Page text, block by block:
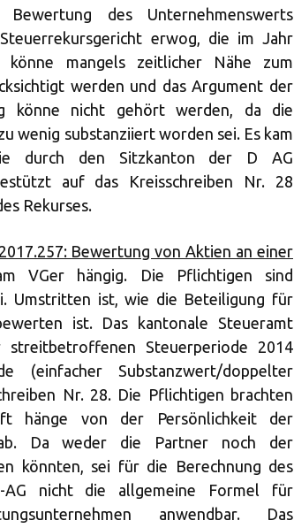
des Unternehmenswerts
erwog, die im Jahr
könne mangels zeitlicher Nähe zum
werden und das Argument der
könne nicht gehört werden, da die
wenig substanziiert worden sei. Es kam
durch den Sitzkanton der D AG
auf das Kreisschreiben Nr. 28
Rekurses.
Bewertung von Aktien an einer
VGer hängig. Die Pflichtigen sind
Umstritten ist, wie die Beteiligung für
ist. Das kantonale Steueramt
Steuerperiode 2014
(einfacher Substanzwert/doppelter
Nr. 28. Die Pflichtigen brachten
hänge von der Persönlichkeit der
Da weder die Partner noch der
könnten, sei für die Berechnung des
AG nicht die allgemeine Formel für
anwendbar. Das